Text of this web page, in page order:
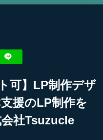
可】LP制作デザ
援のLP制作を
社Tsuzucle